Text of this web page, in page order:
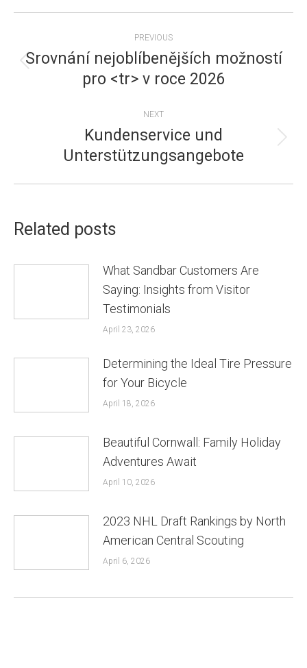
NAVIGATION
PREVIOUS
Previous
post:
Srovnání nejoblíbenějších možností
pro <tr> v roce 2026
NEXT
post:
Kundenservice und
Unterstützungsangebote
Related posts
What Sandbar Customers Are
Saying: Insights from Visitor
Testimonials
April 23, 2026
Determining the Ideal Tire Pressure
for Your Bicycle
April 18, 2026
Beautiful Cornwall: Family Holiday
Adventures Await
April 10, 2026
2023 NHL Draft Rankings by North
American Central Scouting
April 6, 2026